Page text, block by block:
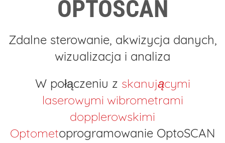
OPTOSCAN
Zdalne sterowanie, akwizycja danych,
wizualizacja i analiza
W połączeniu z skanującymi
laserowymi wibrometrami
dopplerowskimi
Optometoprogramowanie OptoSCAN